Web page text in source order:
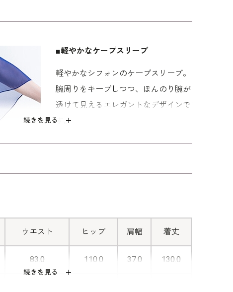
です。 背面のウエストにサイズ調節できるリボン
、演奏会、謝恩会、成人式二次会、ディナーショ
ーにおすすめです。 サイズはキャリアの標準的な
続きを見る
■軽やかなケープスリーブ
軽やかなシフォンのケープスリーブ。
腕周りをキープしつつ、ほんのり腕が
透けて見えるエレガントなデザインで
す。
ちのアイテムと組み合わせて、様々な
シーンで活躍できるロングドレスで
続きを見る
ウエスト ヒップ 肩幅 着丈
83.0 110.0 37.0 130.0